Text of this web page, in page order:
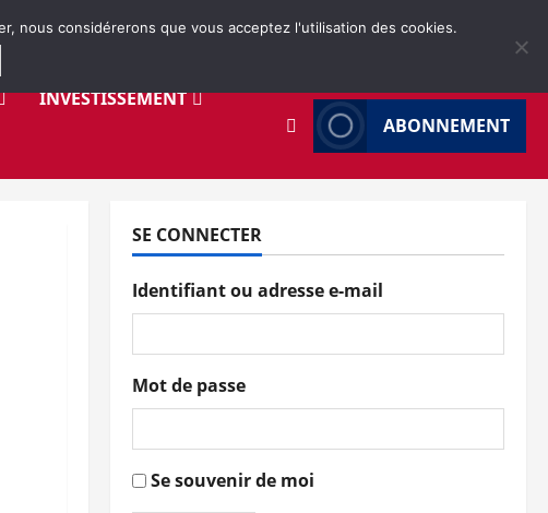
INVESTISSEMENT
ABONNEMENT
SE CONNECTER
Identifiant ou adresse e-mail
Mot de passe
Se souvenir de moi
nous considérerons que vous acceptez l'utilisation des cookies.